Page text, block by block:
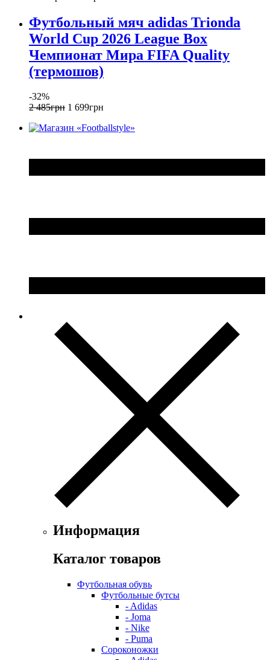
Футбольный мяч adidas Trionda
World Cup 2026 League Box
Чемпионат Мира FIFA Quality
(термошов)
-32%
2 485грн 1 699грн
Информация
Каталог товаров
Футбольная обувь
Футбольные бутсы
- Adidas
- Joma
- Nike
- Puma
Сороконожки